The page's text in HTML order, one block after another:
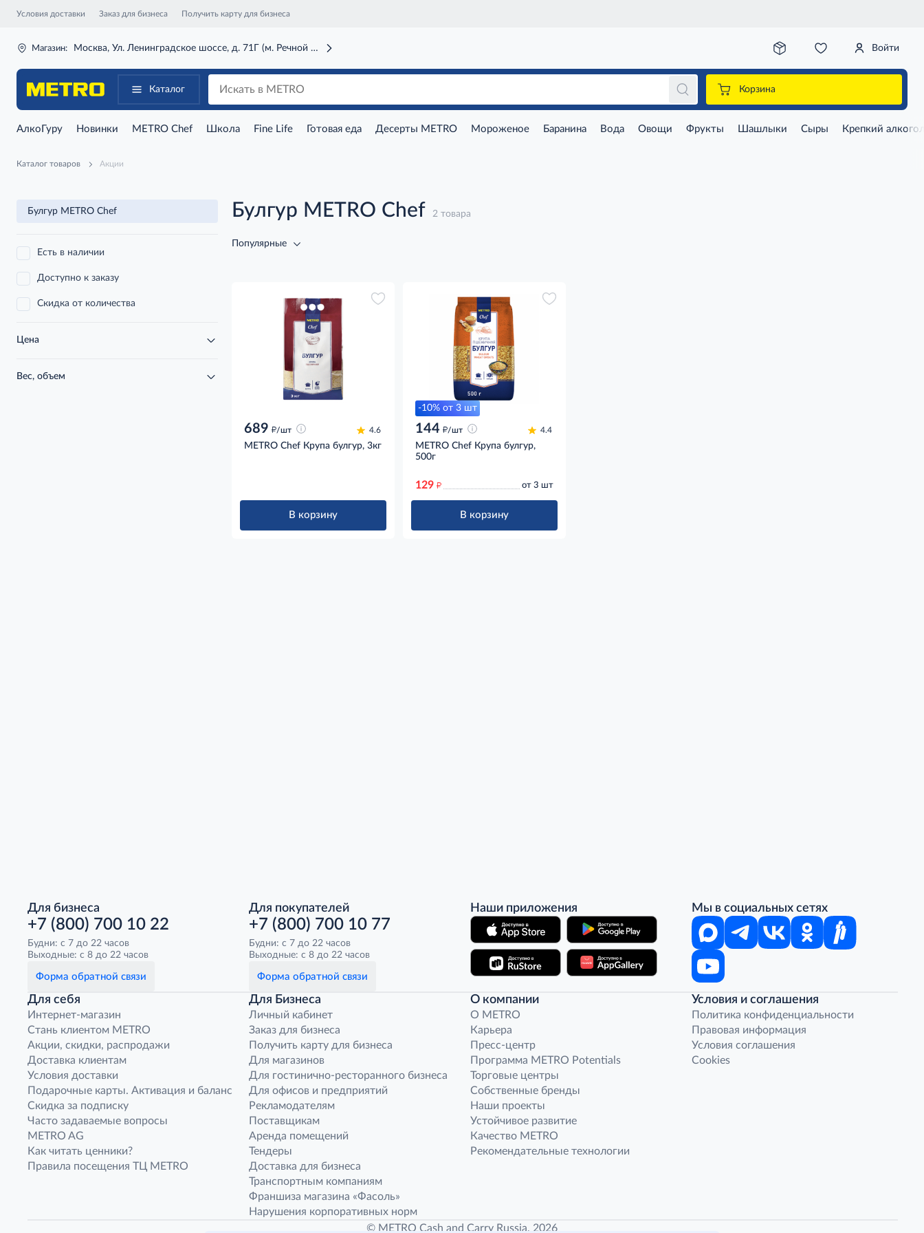
Условия доставки Заказ для бизнеса Получить карту для бизнеса
Магазин: Москва, Ул. Ленинградское шоссе, д. 71Г (м. Речной вокзал) Войти
Каталог Корзина
АлкоГуру Новинки METRO Chef Школа Fine Life Готовая еда Десерты METRO Мороженое Баранина Вода Овощи Фрукты Шашлыки Сыры Крепкий
Каталог товаров Акции
Булгур METRO Chef
Есть в наличии
Доступно к заказу
Скидка от количества
Цена
Вес, объем
Булгур METRO Chef 2 товара
Популярные
689 д/шт 4.6
METRO Chef Крупа булгур, 3кг
В корзину
-10% от 3 шт
144 д/шт 4.4
METRO Chef Крупа булгур,
500г
129 д от 3 шт
В корзину
Для бизнеса
+7 (800) 700 10 22
Будни: с 7 до 22 часов
Выходные: с 8 до 22 часов
Форма обратной связи
Для покупателей
+7 (800) 700 10 77
Будни: с 7 до 22 часов
Выходные: с 8 до 22 часов
Форма обратной связи
Наши приложения Мы в социальных сетях
Для себя
Интернет-магазин
Стань клиентом METRO
Акции, скидки, распродажи
Доставка клиентам
Условия доставки
Подарочные карты. Активация и баланс
Скидка за подписку
Часто задаваемые вопросы
METRO AG
Как читать ценники?
Правила посещения ТЦ METRO
Для Бизнеса
Личный кабинет
Заказ для бизнеса
Получить карту для бизнеса
Для магазинов
Для гостинично-ресторанного бизнеса
Для офисов и предприятий
Рекламодателям
Поставщикам
Аренда помещений
Тендеры
Доставка для бизнеса
Транспортным компаниям
Франшиза магазина «Фасоль»
Нарушения корпоративных норм
О компании
O METRO
Карьера
Пресс-центр
Программа METRO Potentials
Торговые центры
Собственные бренды
Наши проекты
Устойчивое развитие
Качество METRO
Рекомендательные технологии
Условия и соглашения
Политика конфиденциальности
Правовая информация
Условия соглашения
Cookies
© METRO Cash and Carry Russia, 2026